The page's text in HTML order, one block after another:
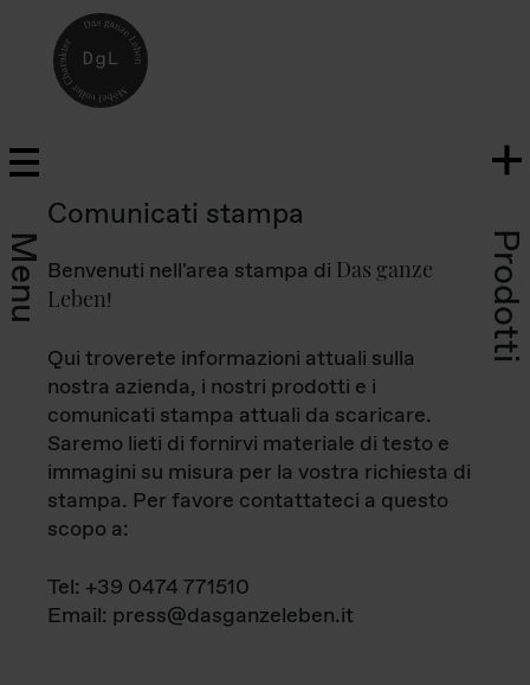
Menu Prodotti
Comunicati stampa
Benvenuti nell'area stampa di Das ganze
Leben!
Qui troverete informazioni attuali sulla
nostra azienda, i nostri prodotti e i
comunicati stampa attuali da scaricare.
Saremo lieti di fornirvi materiale di testo e
immagini su misura per la vostra richiesta di
stampa. Per favore contattateci a questo
scopo a:
Tel: +39 0474 771510
Email: press@dasganzeleben.it